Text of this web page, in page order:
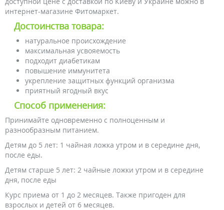
интернет-магазине Фитомаркет.
Достоинства товара:
натуральное происхождение
максимальная усвояемость
подходит диабетикам
повышение иммунитета
укрепление защитных функций организма
приятный ягодный вкус
Способ применения:
Принимайте одновременно с полноценным и
разнообразным питанием.
Детям до 5 лет: 1 чайная ложка утром и в середине дня,
после еды.
Детям старше 5 лет: 2 чайные ложки утром и в середине
дня, после еды
Курс приема от 1 до 2 месяцев. Также пригоден для
взрослых и детей от 6 месяцев.